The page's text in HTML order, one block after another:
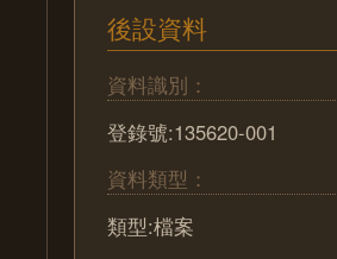
後設資料
資料識別：
登錄號:135620-001
資料類型：
類型:檔案